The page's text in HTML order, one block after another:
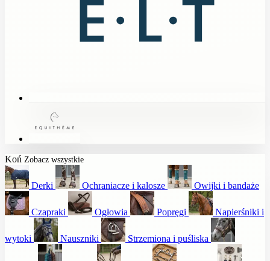
Koń Zobacz wszystkie
Derki Ochraniacze i kalosze Owijki i bandaże
Czapraki Ogłowia Popręgi Napierśniki i
wytoki Nauszniki Strzemiona i puśliska